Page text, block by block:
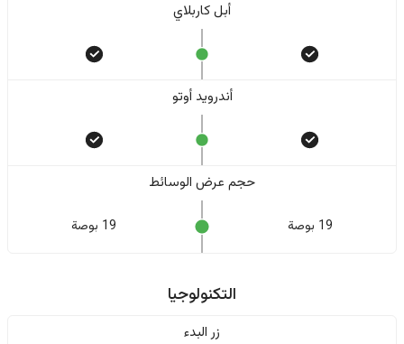
أبل كاربلاي
أندرويد أوتو
حجم عرض الوسائط
19 بوصة 19 بوصة
التكنولوجيا
زر البدء